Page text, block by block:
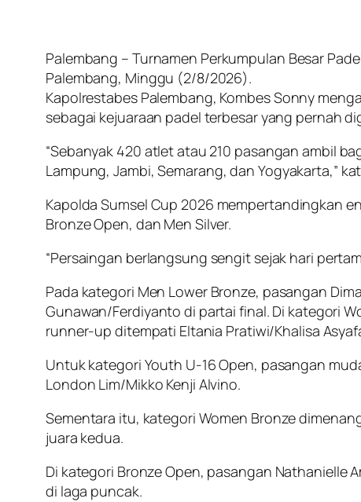
Palembang – Turnamen Perkumpulan Besar
Palembang, Minggu (2/8/2026).
Kapolrestabes Palembang, Kombes Sonny
sebagai kejuaraan padel terbesar yang pernah
“Sebanyak 420 atlet atau 210 pasangan ambil
Lampung, Jambi, Semarang, dan Yogyakarta,”
Kapolda Sumsel Cup 2026 mempertandingkan
Bronze Open, dan Men Silver.
“Persaingan berlangsung sengit sejak hari
Pada kategori Men Lower Bronze, pasangan
Gunawan/Ferdiyanto di partai final. Di kategori
runner-up ditempati Eltania Pratiwi/Khalisa
Untuk kategori Youth U-16 Open, pasangan
London Lim/Mikko Kenji Alvino.
Sementara itu, kategori Women Bronze
juara kedua.
Di kategori Bronze Open, pasangan Nathanielle
di laga puncak.